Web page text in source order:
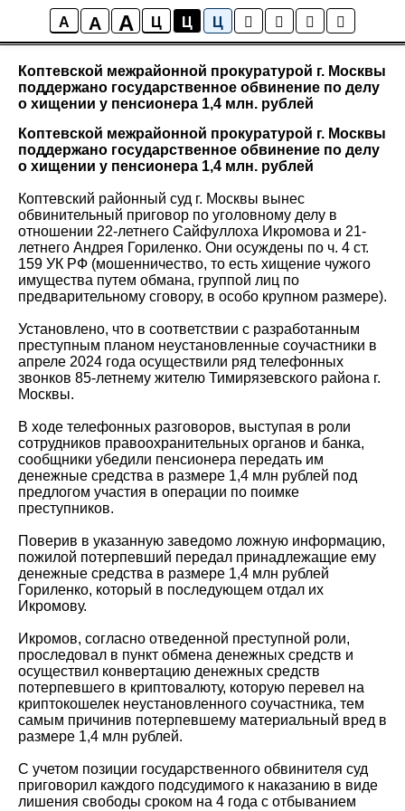
A A A Ц Ц Ц
Новости района Коптево
Коптевской межрайонной прокуратурой г. Москвы
поддержано государственное обвинение по делу
о хищении у пенсионера 1,4 млн. рублей
Коптевской межрайонной прокуратурой г. Москвы
поддержано государственное обвинение по делу
о хищении у пенсионера 1,4 млн. рублей
Коптевский районный суд г. Москвы вынес
обвинительный приговор по уголовному делу в
отношении 22-летнего Сайфуллоха Икромова и 21-
летнего Андрея Гориленко. Они осуждены по ч. 4 ст.
159 УК РФ (мошенничество, то есть хищение чужого
имущества путем обмана, группой лиц по
предварительному сговору, в особо крупном размере).
Установлено, что в соответствии с разработанным
преступным планом неустановленные соучастники в
апреле 2024 года осуществили ряд телефонных
звонков 85-летнему жителю Тимирязевского района г.
Москвы.
В ходе телефонных разговоров, выступая в роли
сотрудников правоохранительных органов и банка,
сообщники убедили пенсионера передать им
денежные средства в размере 1,4 млн рублей под
предлогом участия в операции по поимке
преступников.
Поверив в указанную заведомо ложную информацию,
пожилой потерпевший передал принадлежащие ему
денежные средства в размере 1,4 млн рублей
Гориленко, который в последующем отдал их
Икромову.
Икромов, согласно отведенной преступной роли,
проследовал в пункт обмена денежных средств и
осуществил конвертацию денежных средств
потерпевшего в криптовалюту, которую перевел на
криптокошелек неустановленного соучастника, тем
самым причинив потерпевшему материальный вред в
размере 1,4 млн рублей.
С учетом позиции государственного обвинителя суд
приговорил каждого подсудимого к наказанию в виде
лишения свободы сроком на 4 года с отбыванием